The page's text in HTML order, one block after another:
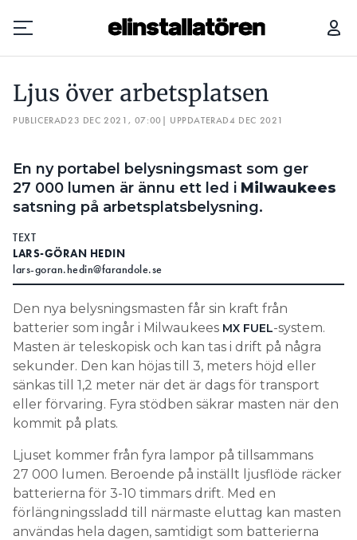
Prenumerera
Lediga jobb
Annonsera
Läs E-tidningen
Om tidningen
Kontakt
Personuppgifter
Search for:
SEARCH
Ljus över arbetsplatsen
PUBLICERAD23 DEC 2021, 07:00 | UPPDATERAD4 DEC 2021
En ny portabel belysningsmast som ger
27 000 lumen är ännu ett led i Milwaukees
satsning på arbetsplatsbelysning.
TEXT
LARS-GÖRAN HEDIN
lars-goran.hedin@farandole.se
Den nya belysningsmasten får sin kraft från
batterier som ingår i Milwaukees MX FUEL-system.
Masten är teleskopisk och kan tas i drift på några
sekunder. Den kan höjas till 3, meters höjd eller
sänkas till 1,2 meter när det är dags för transport
eller förvaring. Fyra stödben säkrar masten när den
kommit på plats.
Ljuset kommer från fyra lampor på tillsammans
27 000 lumen. Beroende på inställt ljusflöde räcker
batterierna för 3-10 timmars drift. Med en
förlängningssladd till närmaste eluttag kan masten
användas hela dagen, samtidigt som batterierna